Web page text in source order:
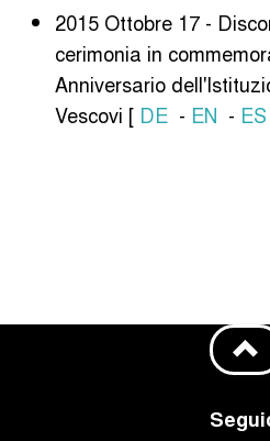
2015 Ottobre 17 -
cerimonia in
Anniversario
Vescovi [ DE - EN - ES